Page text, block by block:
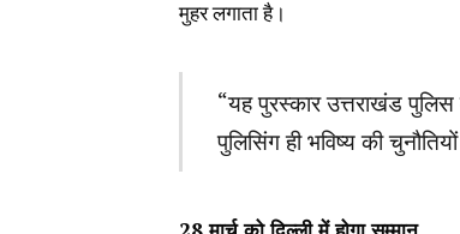
मुहर लगाता है।
“यह पुरस्कार उत्तराखंड
पुलिसिंग ही भविष्य की